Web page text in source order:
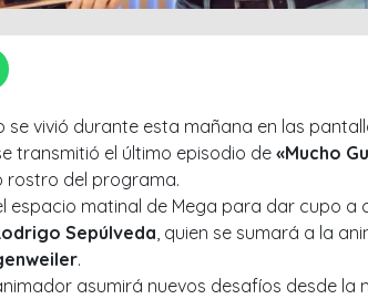
se vivió durante esta mañana en las
transmitió el último episodio de «Mucho
rostro del programa.
espacio matinal de Mega para dar cupo a
Sepúlveda , quien se sumará a la
.
asumirá nuevos desafíos desde la